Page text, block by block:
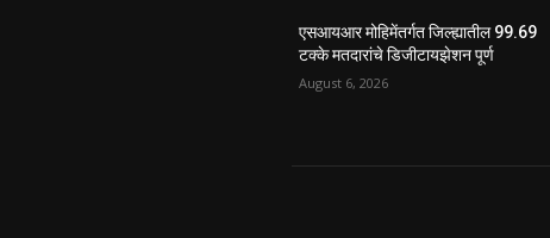
एसआयआर मोहिमेंतर्गत जिल्ह्यातील 99.69
टक्के मतदारांचे डिजीटायझेशन पूर्ण
August 6, 2026